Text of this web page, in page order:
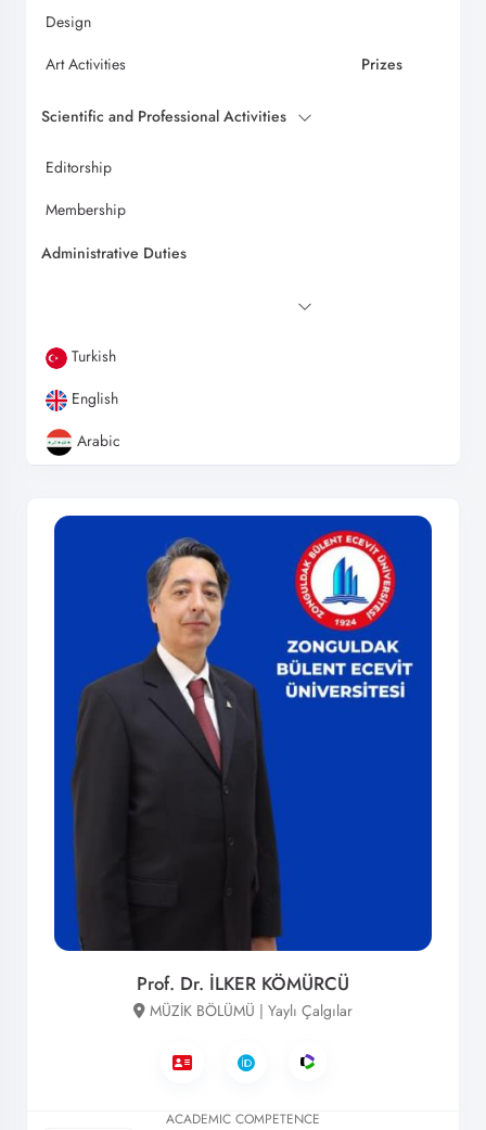
Design
Art Activities
Prizes
Scientific and Professional Activities
Editorship
Membership
Administrative Duties
Turkish
English
Arabic
Prof. Dr. İLKER KÖMÜRCÜ
MÜZİK BÖLÜMÜ | Yaylı Çalgılar
ACADEMIC COMPETENCE